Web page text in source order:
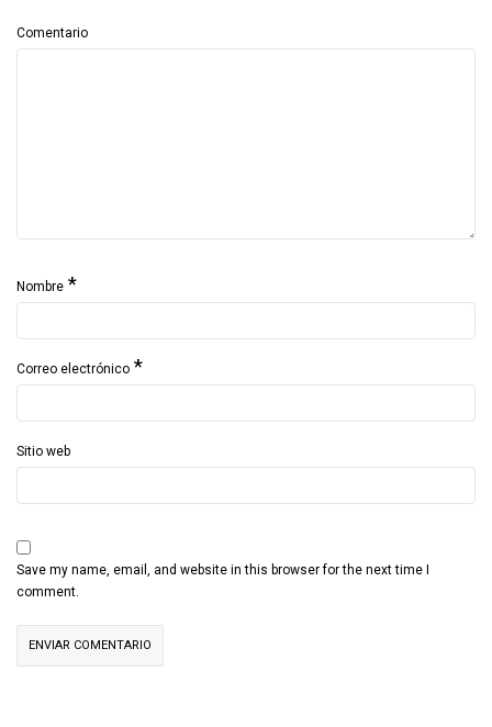
Comentario
Nombre *
Correo electrónico *
Sitio web
Save my name, email, and website in this browser for the next time I
comment.